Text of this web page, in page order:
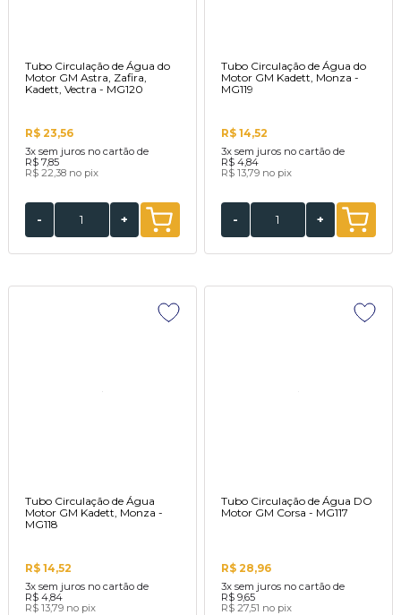
Tubo Circulação de Água do
Motor GM Astra, Zafira,
Kadett, Vectra - MG120
R$ 23,56
3x sem juros no cartão de
R$ 7,85
R$ 22,38 no pix
- +
Tubo Circulação de Água do
Motor GM Kadett, Monza -
MG119
R$ 14,52
3x sem juros no cartão de
R$ 4,84
R$ 13,79 no pix
- +
Tubo Circulação de Água
Motor GM Kadett, Monza -
MG118
R$ 14,52
3x sem juros no cartão de
R$ 4,84
R$ 13,79 no pix
Tubo Circulação de Água DO
Motor GM Corsa - MG117
R$ 28,96
3x sem juros no cartão de
R$ 9,65
R$ 27,51 no pix